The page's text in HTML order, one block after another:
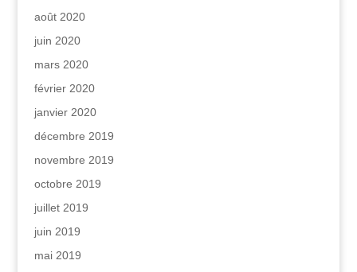
août 2020
juin 2020
mars 2020
février 2020
janvier 2020
décembre 2019
novembre 2019
octobre 2019
juillet 2019
juin 2019
mai 2019